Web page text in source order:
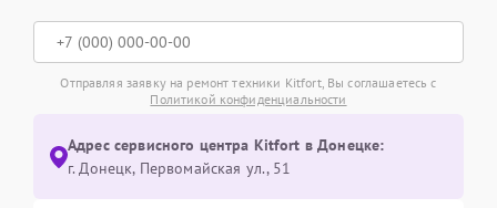
Отправляя заявку на ремонт техники Kitfort, Вы соглашаетесь с
Политикой конфиденциальности
Адрес сервисного центра Kitfort в Донецке:
г. Донецк, Первомайская ул., 51